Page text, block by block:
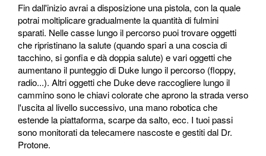
Fin dall'inizio avrai a disposizione una pistola, con la quale
potrai moltiplicare gradualmente la quantità di fulmini
sparati. Nelle casse lungo il percorso puoi trovare oggetti
che ripristinano la salute (quando spari a una coscia di
tacchino, si gonfia e dà doppia salute) e vari oggetti che
aumentano il punteggio di Duke lungo il percorso (floppy,
radio...). Altri oggetti che Duke deve raccogliere lungo il
cammino sono le chiavi colorate che aprono la strada verso
l'uscita al livello successivo, una mano robotica che
estende la piattaforma, scarpe da salto, ecc. I tuoi passi
sono monitorati da telecamere nascoste e gestiti dal Dr.
Protone.